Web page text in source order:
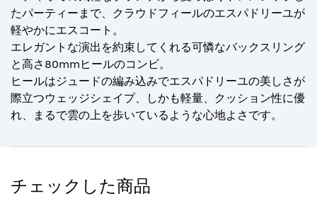
たパーティーまで、クラウドフィールのエスパドリーユが
軽やかにエスコート。
エレガントな演出を約束してくれる可憐なバックスリング
と高さ80mmヒールのコンビ。
ヒールはジュードの編み込みでエスパドリーユの美しさが
際立つウェッジシェイプ、しかも軽量、クッション性に優
れ、まるで雲の上を歩いているような心地よさです。
チェックした商品